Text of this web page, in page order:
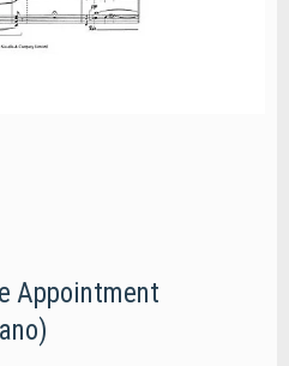
Appointment